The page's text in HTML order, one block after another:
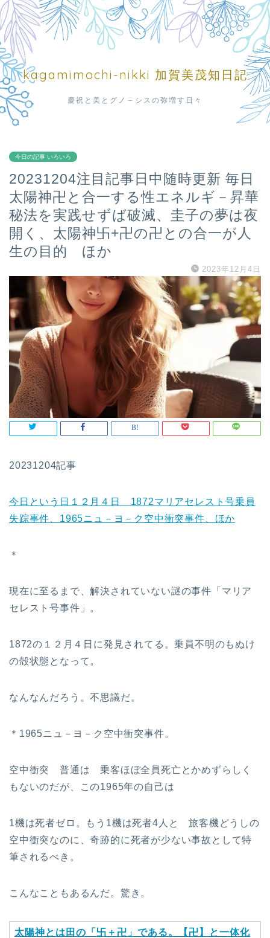
kagamimochi-nikki 加賀美茂知日記
慶祝と美とグノ－シスの弥増す日々
今日の記事 いろいろ
20231204注目記事日中随時更新 毎日
太陽神卍と合一する性エネルギ－昇華
秘法を実践せずば破滅、圭子の夢は夜
開く、太陽神卐+卍の卍との合一が人
生の目的 ほか
2023年12月4日
20231204記事
今日という日１２月４日 1872マリアセレスト号乗員
失踪事件、1965ニュ－ヨ－ク空中衝突事件、ほか
＊
現在に至るまで、解決されていない謎の事件「マリア
セレスト号事件」。
1872の１２月４日に発見されてる。乗員不明のもぬけ
の殻状態となって。
なんなんだろう。不思議だ。
＊1965ニュ－ヨ－ク空中衝突事件。
空中衝突 普通は 乗客ほぼ全員死亡とかめずらしく
もないのだが、この1965年の自己は
1機は死者ゼロ。もう1機は死者4人と 旅客機どうしの
空中衝突なのに、奇跡的に死者が少ない事故として特
筆されるべき。
こんなこともあるんだ。驚き。
太陽神とは田の「 卐 ＋卍」である。【卍】と一体化